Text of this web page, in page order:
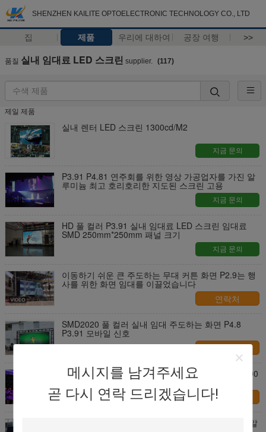
SHENZHEN KAILITE OPTOELECTRONIC TECHNOLOGY CO., LTD
집 제품 우리에 대하여 공장 여행 >>
메시지를 남겨주세요
곧 다시 연락 드리겠습니다!
품질 실내 임대료 LED 스크린 supplier. (117)
제일 제품
실내 렌터 LED 스크린 1300cd/M2
지금 문의
P3.91 P4.81 연주회를 위한 영상 가공업자를 가진 알
루미늄 최고 호리호리한 지도된 스크린 고용
지금 문의
HD 풀 컬러 P3.91 실내 임대료 LED 스크린 임대료
SMD 250mm*250mm 패널 크기
지금 문의
이동하기 쉬운 큰 주도하는 무대 커튼 화면 P2.9는 행
사를 위한 화면 임대를 이끌었습니다
연락처
SMD2020 풀 컬러 실내 임대 주도하는 화면 P4.8
P3.91 모바일 신호
P2.97은 스크린 패널 임대 실내 디스플레이 500/1000
밀리미터 내각을 이끌었습니다
연락처
P2.6 P2.97 P3.91 P4.81 실내 임대는 화면 픽셀 벽 알